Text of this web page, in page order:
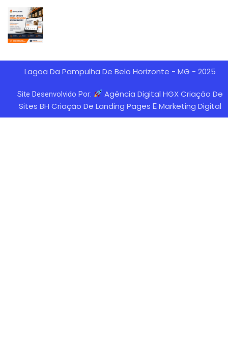
Lagoa Da Pampulha De Belo Horizonte - MG - 2025
Site Desenvolvido Por:
Agência Digital HGX Criação De
Sites BH Criação De Landing Pages E Marketing Digital